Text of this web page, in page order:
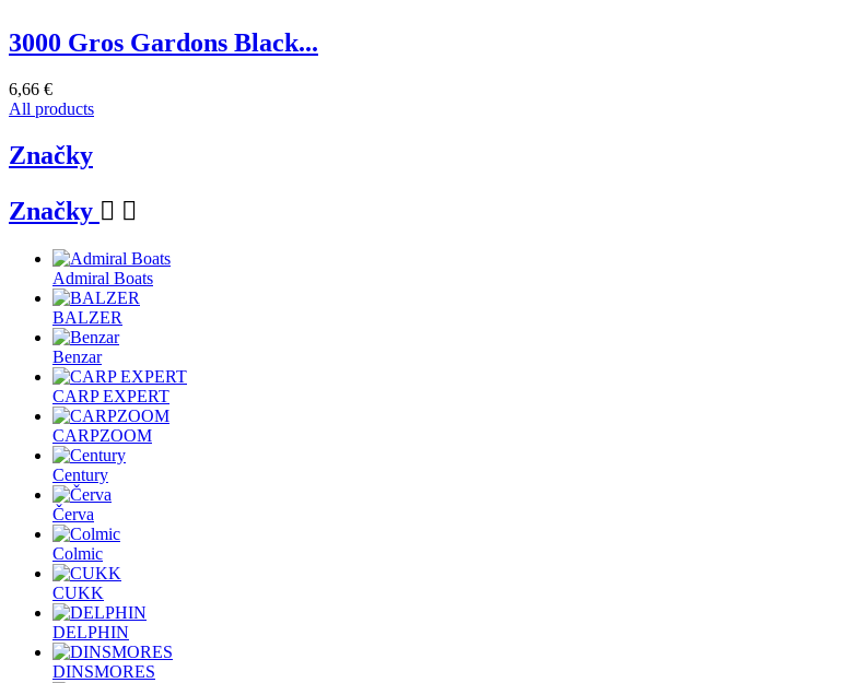
3000 Gros Gardons Black...
6,66 €
All products
Značky
Značky  
Admiral Boats
BALZER
Benzar
CARP EXPERT
CARPZOOM
Century
Červa
Colmic
CUKK
DELPHIN
DINSMORES